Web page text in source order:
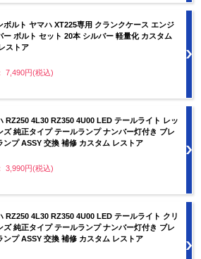
ボルト ヤマハ XT225専用 クランクケース エンジ
ー ボルト セット 20本 シルバー 軽量化 カスタム
ストア
7,490円(税込)
RZ250 4L30 RZ350 4U00 LED テールライト レッ
ズ 純正タイプ テールランプ ナンバー灯付き ブレ
ンプ ASSY 交換 補修 カスタム レストア
3,990円(税込)
RZ250 4L30 RZ350 4U00 LED テールライト クリ
ズ 純正タイプ テールランプ ナンバー灯付き ブレ
ンプ ASSY 交換 補修 カスタム レストア